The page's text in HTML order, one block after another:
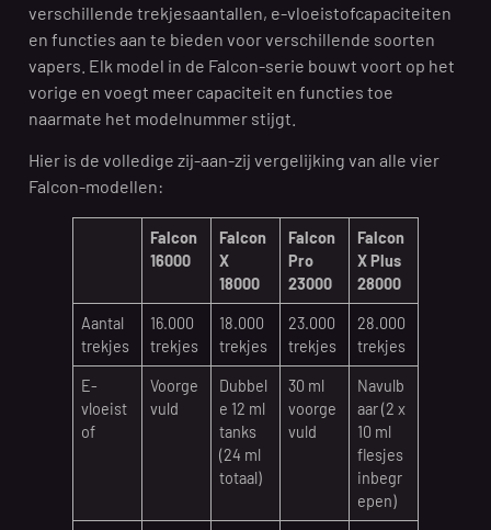
verschillende trekjesaantallen, e-vloeistofcapaciteiten
en functies aan te bieden voor verschillende soorten
vapers. Elk model in de Falcon-serie bouwt voort op het
vorige en voegt meer capaciteit en functies toe
naarmate het modelnummer stijgt.
Hier is de volledige zij-aan-zij vergelijking van alle vier
Falcon-modellen:
Falcon
16000
Falcon
X
18000
Falcon
Pro
23000
Falcon
X Plus
28000
Aantal
trekjes
16.000
trekjes
18.000
trekjes
23.000
trekjes
28.000
trekjes
E-
vloeist
of
Voorge
vuld
Dubbel
e 12 ml
tanks
(24 ml
totaal)
30 ml
voorge
vuld
Navulb
aar (2 x
10 ml
flesjes
inbegr
epen)